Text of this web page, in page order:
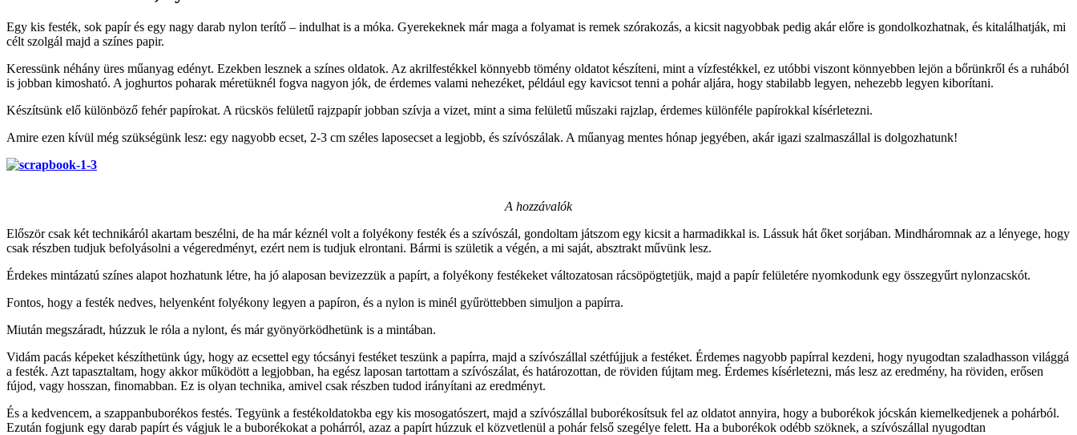
Egy kis festék, sok papír és egy nagy darab nylon terítő – indulhat is a móka. Gyerekeknek már maga a folyamat is remek szórakozás, a kicsit nagyobbak pedig akár előre is gondolkozhatnak, és kitalálhatják, mi
célt szolgál majd a színes papir.
Keressünk néhány üres műanyag edényt. Ezekben lesznek a színes oldatok. Az akrilfestékkel könnyebb tömény oldatot készíteni, mint a vízfestékkel, ez utóbbi viszont könnyebben lejön a bőrünkről és a ruhából
is jobban kimosható. A joghurtos poharak méretüknél fogva nagyon jók, de érdemes valami nehezéket, például egy kavicsot tenni a pohár aljára, hogy stabilabb legyen, nehezebb legyen kiborítani.
Készítsünk elő különböző fehér papírokat. A rücskös felületű rajzpapír jobban szívja a vizet, mint a sima felületű műszaki rajzlap, érdemes különféle papírokkal kísérletezni.
Amire ezen kívül még szükségünk lesz: egy nagyobb ecset, 2-3 cm széles laposecset a legjobb, és szívószálak. A műanyag mentes hónap jegyében, akár igazi szalmaszállal is dolgozhatunk!
A hozzávalók
Először csak két technikáról akartam beszélni, de ha már kéznél volt a folyékony festék és a szívószál, gondoltam játszom egy kicsit a harmadikkal is. Lássuk hát őket sorjában. Mindháromnak az a lényege, hogy
csak részben tudjuk befolyásolni a végeredményt, ezért nem is tudjuk elrontani. Bármi is születik a végén, a mi saját, absztrakt művünk lesz.
Érdekes mintázatú színes alapot hozhatunk létre, ha jó alaposan bevizezzük a papírt, a folyékony festékeket változatosan rácsöpögtetjük, majd a papír felületére nyomkodunk egy összegyűrt nylonzacskót.
Fontos, hogy a festék nedves, helyenként folyékony legyen a papíron, és a nylon is minél gyűröttebben simuljon a papírra.
Miután megszáradt, húzzuk le róla a nylont, és már gyönyörködhetünk is a mintában.
Vidám pacás képeket készíthetünk úgy, hogy az ecsettel egy tócsányi festéket teszünk a papírra, majd a szívószállal szétfújjuk a festéket. Érdemes nagyobb papírral kezdeni, hogy nyugodtan szaladhasson világgá
a festék. Azt tapasztaltam, hogy akkor működött a legjobban, ha egész laposan tartottam a szívószálat, és határozottan, de röviden fújtam meg. Érdemes kísérletezni, más lesz az eredmény, ha röviden, erősen
fújod, vagy hosszan, finomabban. Ez is olyan technika, amivel csak részben tudod irányítani az eredményt.
És a kedvencem, a szappanbuborékos festés. Tegyünk a festékoldatokba egy kis mosogatószert, majd a szívószállal buborékosítsuk fel az oldatot annyira, hogy a buborékok jócskán kiemelkedjenek a pohárból.
Ezután fogjunk egy darab papírt és vágjuk le a buborékokat a pohárról, azaz a papírt húzzuk el közvetlenül a pohár felső szegélye felett. Ha a buborékok odébb szöknek, a szívószállal nyugodtan